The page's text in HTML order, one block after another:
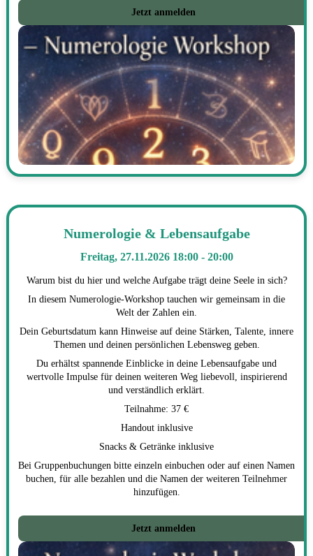
Jetzt anmelden
Numerologie & Lebensaufgabe
Freitag, 27.11.2026 18:00 - 20:00
Warum bist du hier und welche Aufgabe trägt deine Seele in sich?
In diesem Numerologie-Workshop tauchen wir gemeinsam in die
Welt der Zahlen ein.
Dein Geburtsdatum kann Hinweise auf deine Stärken, Talente, innere
Themen und deinen persönlichen Lebensweg geben.
Du erhältst spannende Einblicke in deine Lebensaufgabe und
wertvolle Impulse für deinen weiteren Weg liebevoll, inspirierend
und verständlich erklärt.
Teilnahme: 37 €
Handout inklusive
Snacks & Getränke inklusive
Bei Gruppenbuchungen bitte einzeln einbuchen oder auf einen Namen
buchen, für alle bezahlen und die Namen der weiteren Teilnehmer
hinzufügen.
Jetzt anmelden